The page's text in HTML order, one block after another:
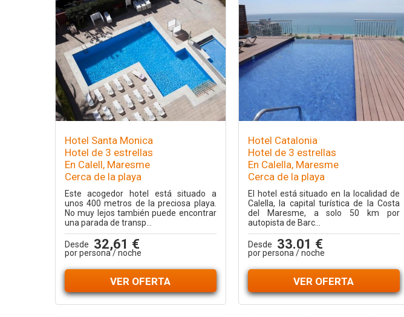
Hotel Santa Monica
Hotel de 3 estrellas
En Calell, Maresme
Cerca de la playa
Este acogedor hotel está situado a
unos 400 metros de la preciosa playa.
No muy lejos también puede encontrar
una parada de transp...
Desde 32,61 €
por persona / noche
VER OFERTA
Hotel Catalonia
Hotel de 3 estrellas
En Calella, Maresme
Cerca de la playa
El hotel está situado en la localidad de
Calella, la capital turística de la Costa
del Maresme, a solo 50 km por
autopista de Barc...
Desde 33.01 €
por persona / noche
VER OFERTA